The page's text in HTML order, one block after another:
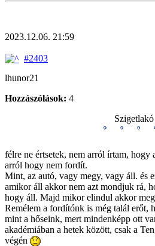
2023.12.06. 21:59
#2403
lhunor21
Hozzászólások: 4
Szigetlakó
félre ne értsetek, nem arról írtam, hogy
arról hogy nem fordít.
Mint, az autó, vagy megy, vagy áll. és
amikor áll akkor nem azt mondjuk rá,
hogy áll. Majd mikor elindul akkor
Remélem a fordítónk is még talál erőt,
mint a hőseink, mert mindenképp ott
akadémiában a hetek között, csak a
végén